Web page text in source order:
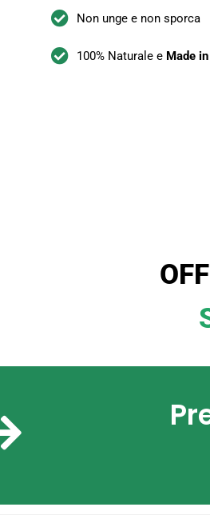
Non unge e non sporca
100% Naturale e Made